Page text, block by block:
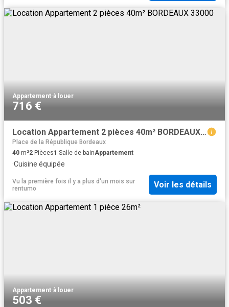
Appartement·à louer
716 €
Location Appartement 2 pièces 40m² BORDEAUX 33000
Place de la République Bordeaux
40 m²2 Pièces1 Salle de bainAppartement
·Cuisine équipée
Vu la première fois il y a plus d'un mois sur
rentumo
Voir les détails
Appartement·à louer
503 €